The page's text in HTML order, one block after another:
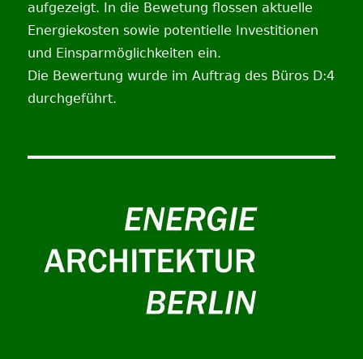
aufgezeigt. In die Bewetung flossen aktuelle
Energiekosten sowie potentielle Investitionen
und Einsparmöglichkeiten ein.
Die Bewertung wurde im Auftrag des Büros D:4
durchgeführt.